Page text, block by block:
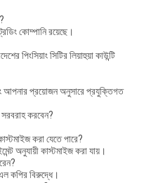
কোম্পানি রয়েছে।
পিংসিয়াং সিটির লিয়াহুয়া কাউন্টি
আপনার প্রয়োজন অনুসারে প্রযুক্তিগত
করবেন?
করা যেতে পারে?
অনুযায়ী কাস্টমাইজ করা যায়।
কপির বিরুদ্ধে।